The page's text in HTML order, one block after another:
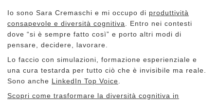
Io sono Sara Cremaschi e mi occupo di produttività
consapevole e diversità cognitiva
. Entro nei contesti
dove “si è sempre fatto così” e porto altri modi di
pensare, decidere, lavorare.
Lo faccio con simulazioni, formazione esperienziale e
una cura testarda per tutto ciò che è invisibile ma reale.
Sono anche LinkedIn Top Voice
Scopri come trasformare la diversità cognitiva in